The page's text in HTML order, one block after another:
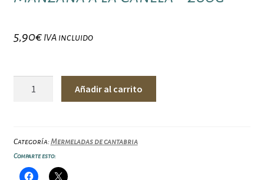
5,90€ IVA incluido
a
la
Canela
Añadir al carrito
Categoría:Mermeladas de cantabria
Comparte esto: